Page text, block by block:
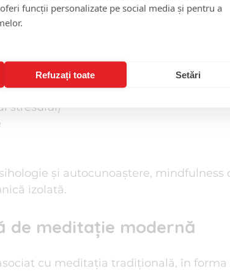
funcții personalizate pe social media și pentru a
Refuzați toate Setări
de mindfulness influențează pozitiv:
stresului)
și autocunoaștere, mindfulness
izolată.
de meditație modernă
cu meditația tradițională, în forma